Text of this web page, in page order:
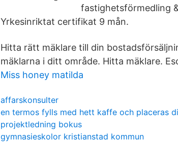
fastighetsförmedling
Yrkesinriktat certifikat 9 mån.
Hitta rätt mäklare till din
mäklarna i ditt område. Hitta mäklare.
Miss honey matilda
affarskonsulter
en termos fylls med hett kaffe och placeras
projektledning bokus
gymnasieskolor kristianstad kommun